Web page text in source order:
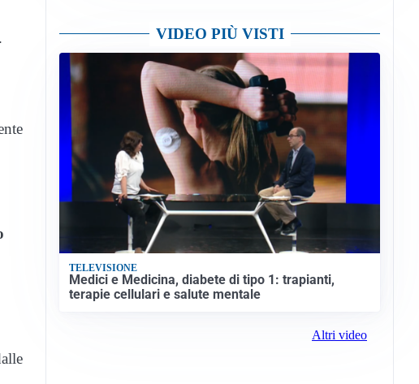
VIDEO PIÙ VISTI
TELEVISIONE
Medici e Medicina, diabete di tipo 1: trapianti,
terapie cellulari e salute mentale
Altri video